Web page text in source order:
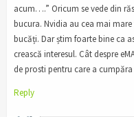
acum….” Oricum se vede din
bucura. Nvidia au cea mai
bucăți. Dar știm foarte bine ca
crească interesul. Cât despre
de prosti pentru care a
Reply